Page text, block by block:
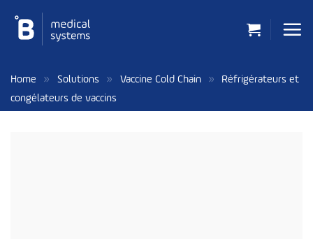
contenu
Home » Solutions » Vaccine Cold Chain »
Réfrigérateurs et
congélateurs de vaccins